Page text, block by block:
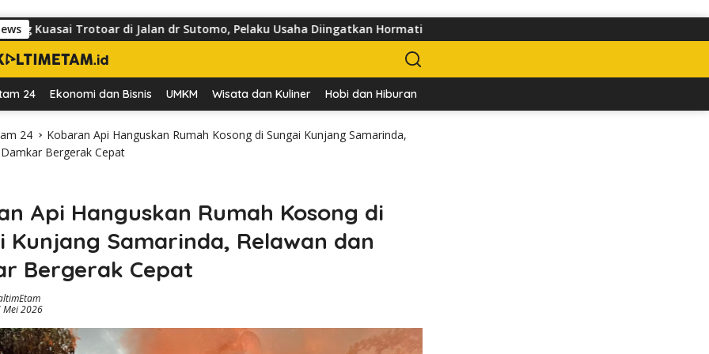
di Jalan dr Sutomo, Pelaku Usaha Diingatkan Hormati Hak Pejalan Kaki
24 Ekonomi dan Bisnis UMKM Wisata dan Kuliner Hobi dan Hiburan
24
Kobaran Api Hanguskan Rumah Kosong di Sungai Kunjang Samarinda,
Bergerak Cepat
Api Hanguskan Rumah Kosong di
Kunjang Samarinda, Relawan dan
Bergerak Cepat
Mei 2026